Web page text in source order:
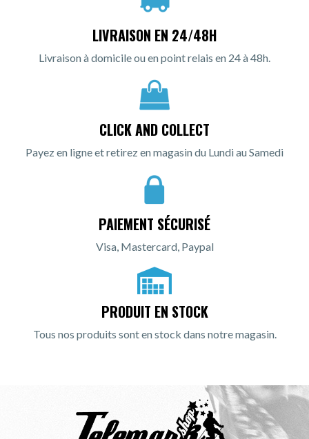
LIVRAISON EN 24/48H
Livraison à domicile ou en point relais en 24 à 48h.
CLICK AND COLLECT
Payez en ligne et retirez en magasin du Lundi au Samedi
PAIEMENT SÉCURISÉ
Visa, Mastercard, Paypal
PRODUIT EN STOCK
Tous nos produits sont en stock dans notre magasin.